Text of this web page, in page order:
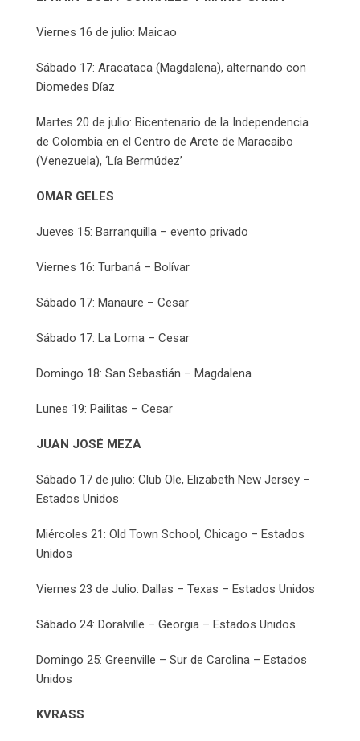
Viernes 16 de julio: Maicao
Sábado 17: Aracataca (Magdalena), alternando con
Diomedes Díaz
Martes 20 de julio: Bicentenario de la Independencia
de Colombia en el Centro de Arete de Maracaibo
(Venezuela), ‘Lía Bermúdez’
OMAR GELES
Jueves 15: Barranquilla – evento privado
Viernes 16: Turbaná – Bolívar
Sábado 17: Manaure – Cesar
Sábado 17: La Loma – Cesar
Domingo 18: San Sebastián – Magdalena
Lunes 19: Pailitas – Cesar
JUAN JOSÉ MEZA
Sábado 17 de julio: Club Ole, Elizabeth New Jersey –
Estados Unidos
Miércoles 21: Old Town School, Chicago – Estados
Unidos
Viernes 23 de Julio: Dallas – Texas – Estados Unidos
Sábado 24: Doralville – Georgia – Estados Unidos
Domingo 25: Greenville – Sur de Carolina – Estados
Unidos
KVRASS